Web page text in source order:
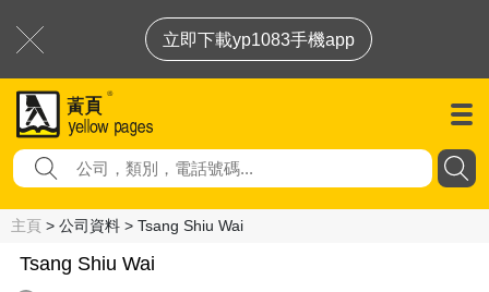
立即下載yp1083手機app
主頁 > 公司資料 > Tsang Shiu Wai
Tsang Shiu Wai